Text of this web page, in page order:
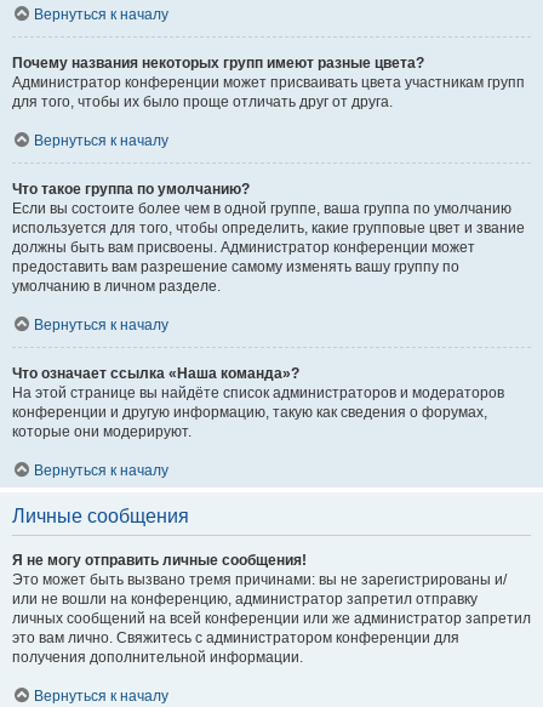
Вернуться к началу
Почему названия некоторых групп имеют разные цвета?
Администратор конференции может присваивать цвета участникам групп
для того, чтобы их было проще отличать друг от друга.
Вернуться к началу
Что такое группа по умолчанию?
Если вы состоите более чем в одной группе, ваша группа по умолчанию
используется для того, чтобы определить, какие групповые цвет и звание
должны быть вам присвоены. Администратор конференции может
предоставить вам разрешение самому изменять вашу группу по
умолчанию в личном разделе.
Вернуться к началу
Что означает ссылка «Наша команда»?
На этой странице вы найдёте список администраторов и модераторов
конференции и другую информацию, такую как сведения о форумах,
которые они модерируют.
Вернуться к началу
Личные сообщения
Я не могу отправить личные сообщения!
Это может быть вызвано тремя причинами: вы не зарегистрированы и/
или не вошли на конференцию, администратор запретил отправку
личных сообщений на всей конференции или же администратор запретил
это вам лично. Свяжитесь с администратором конференции для
получения дополнительной информации.
Вернуться к началу